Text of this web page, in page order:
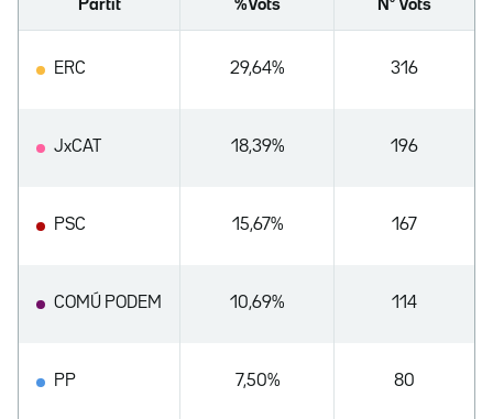
Partit %Vots Nº Vots
ERC 29,64% 316
JxCAT 18,39% 196
PSC 15,67% 167
COMÚ PODEM 10,69% 114
PP 7,50% 80